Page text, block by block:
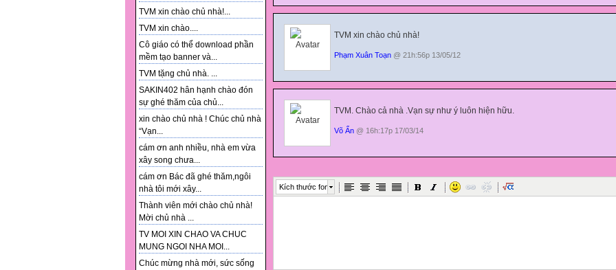
TVM xin chào chủ nhà!...
TVM xin chào....
Cô giáo có thể download phần
mềm tạo banner và...
TVM tặng chủ nhà. ...
SAKIN402 hân hạnh chào đón
sự ghé thăm của chủ...
xin chào chủ nhà ! Chúc chủ nhà
“Vạn...
cám ơn anh nhiều, nhà em vừa
xây song chưa...
cám ơn Bác đã ghé thăm,ngôi
nhà tôi mới xây...
Thành viên mới chào chủ nhà!
Mời chủ nhà ...
TV MOI XIN CHAO VA CHUC
MUNG NGOI NHA MOI...
Chúc mừng nhà mới, sức sống
TVM xin chào chủ nhà!
Phạm Xuân Toạn @ 21h:56p 13/05/12
TVM. Chào cả nhà .Vạn sự như ý luôn hiện hữu.
Võ Ẩn @ 16h:17p 17/03/14
Kích thước font